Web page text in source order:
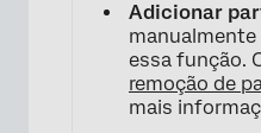
Adicionar
essa função.
remoção de
mais